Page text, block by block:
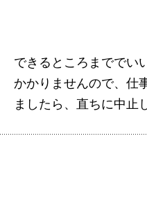
できるところまででい
かかりませんので、仕
ましたら、直ちに中止